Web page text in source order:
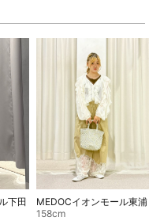
下田
MEDOCイオンモール東浦
158cm